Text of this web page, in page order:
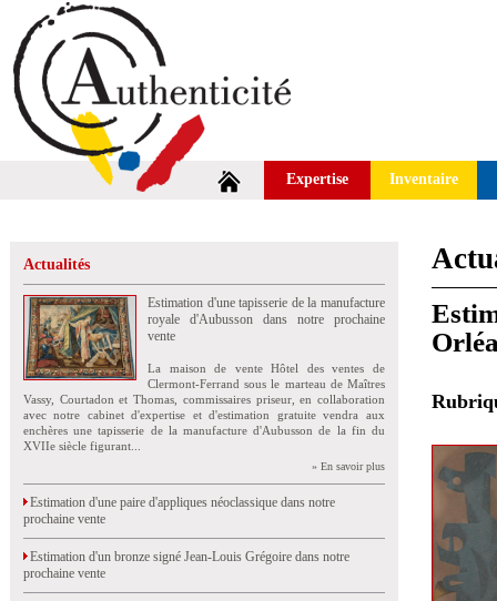
Expertise Inventaire
Actualités
Estimation d'une tapisserie de la manufacture
royale d'Aubusson dans notre prochaine
vente
La maison de vente Hôtel des ventes de
Clermont-Ferrand sous le marteau de Maîtres
Vassy, Courtadon et Thomas, commissaires priseur, en collaboration
avec notre cabinet d'expertise et d'estimation gratuite vendra aux
enchères une tapisserie de la manufacture d'Aubusson de la fin du
XVIIe siècle figurant...
» En savoir plus
Estimation d'une paire d'appliques néoclassique dans notre
prochaine vente
Estimation d'un bronze signé Jean-Louis Grégoire dans notre
prochaine vente